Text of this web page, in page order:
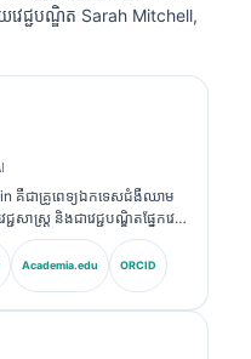
យវេជ្ជបណ្ឌិត Sarah Mitchell,
គឺជាគ្រូពេទ្យឯកទេសជំងឺឈាម
សាស្ត្រ និងជាវេជ្ជបណ្ឌិតផ្នែកវេជ្ជ
ជាង 15 ឆ្នាំក្នុងវិស័យវេជ្ជ
ផ្នែកព្យាបាលដែលជួយដោយ AI។
Kantesti AI លោកផ្តល់ការត្រួត
លើការបកស្រាយសញ្ញា
Academia.edu ORCID